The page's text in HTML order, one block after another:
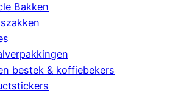
Bakken
bestek & koffiebekers